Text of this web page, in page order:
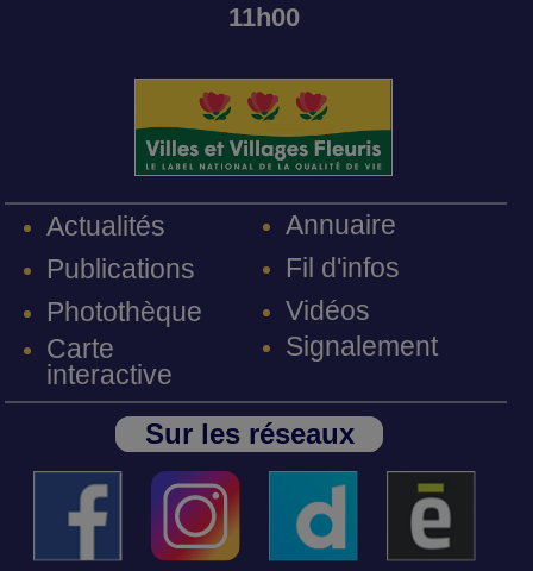
11h00
Actualités
Publications
Photothèque
Carte
interactive
Annuaire
Fil d'infos
Vidéos
Signalement
Sur les réseaux